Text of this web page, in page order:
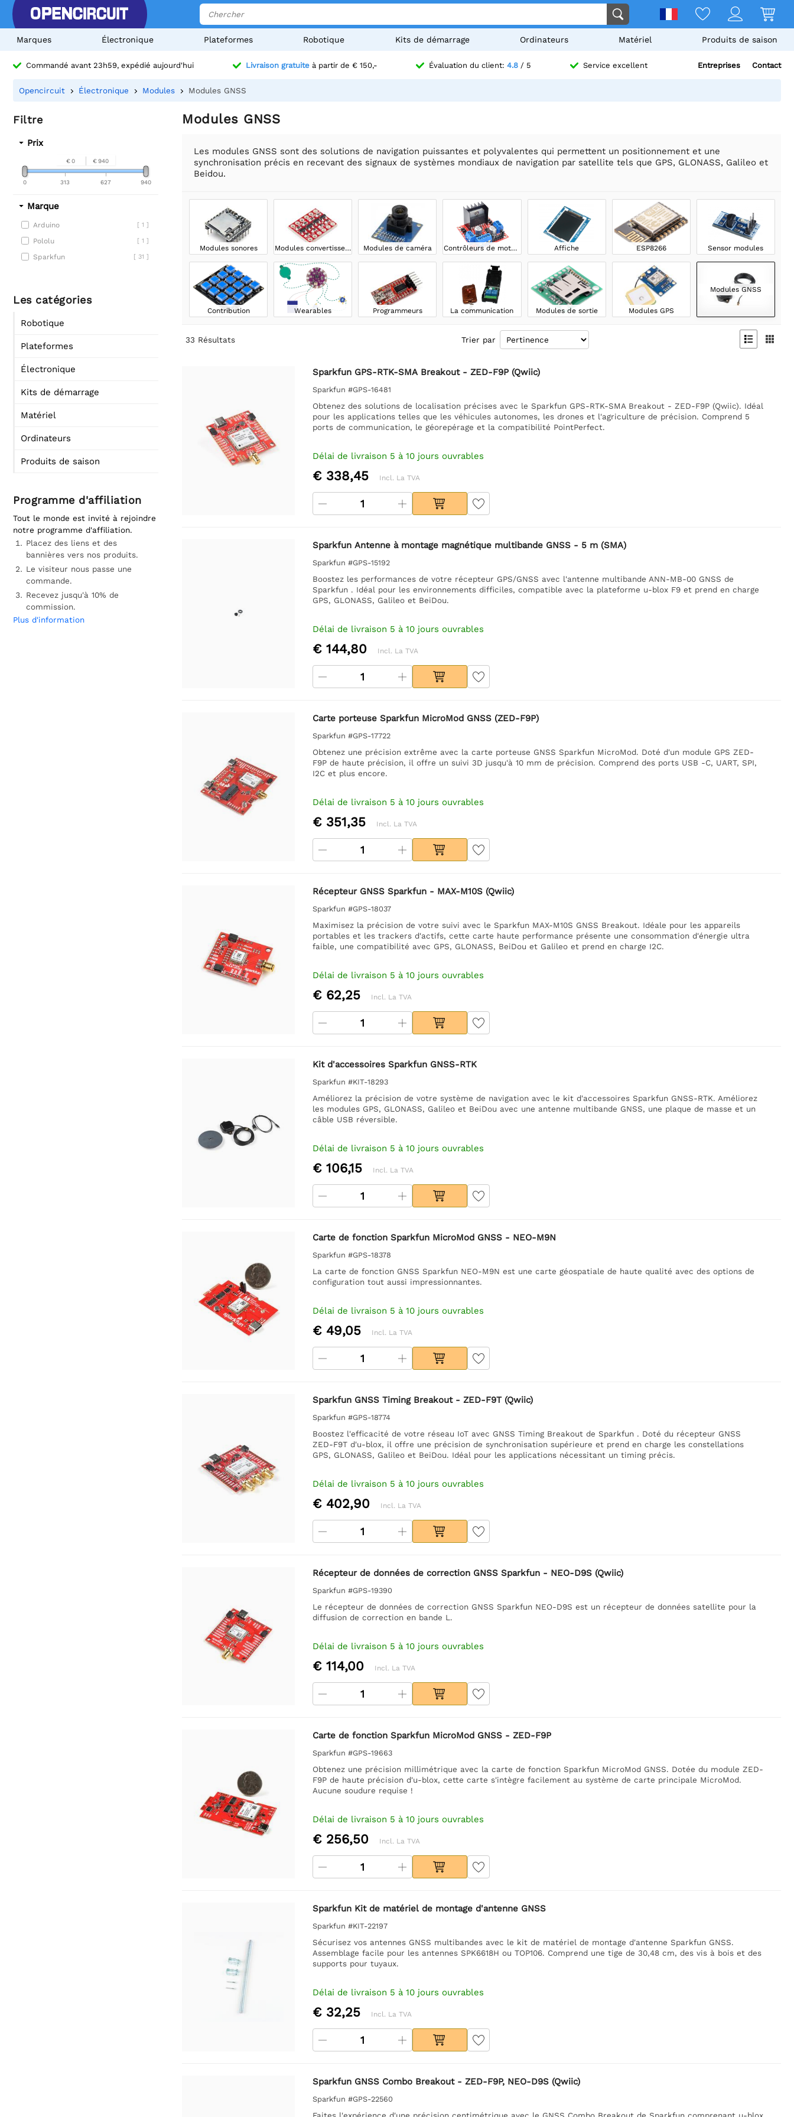
Marques Électronique Plateformes Robotique Kits de démarrage Ordinateurs Matériel Produits de saison
Commandé avant 23h59, expédié aujourd'hui Livraison gratuiteà partir de € 150,- Évaluation du client: 4.8 / 5 Service excellent Entreprises Contact
Opencircuit Électronique Modules Modules GNSS
Filtre
Prix
€ 0 € 940
0 940
313 627
Marque
Arduino [ 1 ]
Pololu [ 1 ]
Sparkfun [ 31 ]
Les catégories
Robotique
Plateformes
Électronique
Kits de démarrage
Matériel
Ordinateurs
Produits de saison
Programme d'affiliation
Tout le monde est invité à rejoindre
notre programme d'affiliation.
Placez des liens et des
bannières vers nos produits.
Le visiteur nous passe une
commande.
Recevez jusqu'à 10% de
commission.
Plus d'information
Modules GNSS
Les modules GNSS sont des solutions de navigation puissantes et polyvalentes qui permettent un positionnement et une
synchronisation précis en recevant des signaux de systèmes mondiaux de navigation par satellite tels que GPS, GLONASS, Galileo et
Beidou.
Modules sonores Modules convertisseurs de niveau Modules de caméra Contrôleurs de moteurs Affiche ESP8266 Sensor modules
Contribution Wearables Programmeurs La communication Modules de sortie Modules GPS
Modules GNSS
33 Résultats Trier par  
Sparkfun GPS-RTK-SMA Breakout - ZED-F9P (Qwiic)
Sparkfun #GPS-16481
Obtenez des solutions de localisation précises avec le Sparkfun GPS-RTK-SMA Breakout - ZED-F9P (Qwiic). Idéal
pour les applications telles que les véhicules autonomes, les drones et l'agriculture de précision. Comprend 5
ports de communication, le géorepérage et la compatibilité PointPerfect.
Délai de livraison 5 à 10 jours ouvrables
€ 338,45 Incl. La TVA
Sparkfun Antenne à montage magnétique multibande GNSS - 5 m (SMA)
Sparkfun #GPS-15192
Boostez les performances de votre récepteur GPS/GNSS avec l'antenne multibande ANN-MB-00 GNSS de
Sparkfun . Idéal pour les environnements difficiles, compatible avec la plateforme u-blox F9 et prend en charge
GPS, GLONASS, Galileo et BeiDou.
Délai de livraison 5 à 10 jours ouvrables
€ 144,80 Incl. La TVA
Carte porteuse Sparkfun MicroMod GNSS (ZED-F9P)
Sparkfun #GPS-17722
Obtenez une précision extrême avec la carte porteuse GNSS Sparkfun MicroMod. Doté d'un module GPS ZED-
F9P de haute précision, il offre un suivi 3D jusqu'à 10 mm de précision. Comprend des ports USB -C, UART, SPI,
I2C et plus encore.
Délai de livraison 5 à 10 jours ouvrables
€ 351,35 Incl. La TVA
Récepteur GNSS Sparkfun - MAX-M10S (Qwiic)
Sparkfun #GPS-18037
Maximisez la précision de votre suivi avec le Sparkfun MAX-M10S GNSS Breakout. Idéale pour les appareils
portables et les trackers d'actifs, cette carte haute performance présente une consommation d'énergie ultra
faible, une compatibilité avec GPS, GLONASS, BeiDou et Galileo et prend en charge I2C.
Délai de livraison 5 à 10 jours ouvrables
€ 62,25 Incl. La TVA
Kit d'accessoires Sparkfun GNSS-RTK
Sparkfun #KIT-18293
Améliorez la précision de votre système de navigation avec le kit d'accessoires Sparkfun GNSS-RTK. Améliorez
les modules GPS, GLONASS, Galileo et BeiDou avec une antenne multibande GNSS, une plaque de masse et un
câble USB réversible.
Délai de livraison 5 à 10 jours ouvrables
€ 106,15 Incl. La TVA
Carte de fonction Sparkfun MicroMod GNSS - NEO-M9N
Sparkfun #GPS-18378
La carte de fonction GNSS Sparkfun NEO-M9N est une carte géospatiale de haute qualité avec des options de
configuration tout aussi impressionnantes.
Délai de livraison 5 à 10 jours ouvrables
€ 49,05 Incl. La TVA
Sparkfun GNSS Timing Breakout - ZED-F9T (Qwiic)
Sparkfun #GPS-18774
Boostez l'efficacité de votre réseau IoT avec GNSS Timing Breakout de Sparkfun . Doté du récepteur GNSS
ZED-F9T d'u-blox, il offre une précision de synchronisation supérieure et prend en charge les constellations
GPS, GLONASS, Galileo et BeiDou. Idéal pour les applications nécessitant un timing précis.
Délai de livraison 5 à 10 jours ouvrables
€ 402,90 Incl. La TVA
Récepteur de données de correction GNSS Sparkfun - NEO-D9S (Qwiic)
Sparkfun #GPS-19390
Le récepteur de données de correction GNSS Sparkfun NEO-D9S est un récepteur de données satellite pour la
diffusion de correction en bande L.
Délai de livraison 5 à 10 jours ouvrables
€ 114,00 Incl. La TVA
Carte de fonction Sparkfun MicroMod GNSS - ZED-F9P
Sparkfun #GPS-19663
Obtenez une précision millimétrique avec la carte de fonction Sparkfun MicroMod GNSS. Dotée du module ZED-
F9P de haute précision d'u-blox, cette carte s'intègre facilement au système de carte principale MicroMod.
Aucune soudure requise !
Délai de livraison 5 à 10 jours ouvrables
€ 256,50 Incl. La TVA
Sparkfun Kit de matériel de montage d'antenne GNSS
Sparkfun #KIT-22197
Sécurisez vos antennes GNSS multibandes avec le kit de matériel de montage d'antenne Sparkfun GNSS.
Assemblage facile pour les antennes SPK6618H ou TOP106. Comprend une tige de 30,48 cm, des vis à bois et des
supports pour tuyaux.
Délai de livraison 5 à 10 jours ouvrables
€ 32,25 Incl. La TVA
Sparkfun GNSS Combo Breakout - ZED-F9P, NEO-D9S (Qwiic)
Sparkfun #GPS-22560
Faites l'expérience d'une précision centimétrique avec le GNSS Combo Breakout de Sparkfun comprenant u-blox